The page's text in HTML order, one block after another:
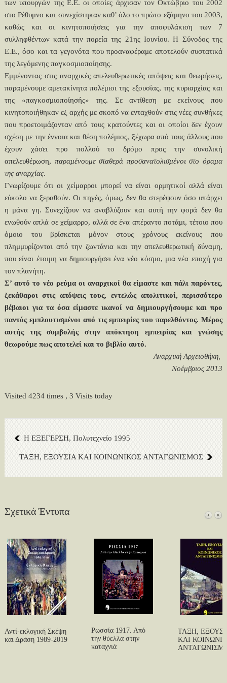
των υπουργών της Ε.Ε. οι οποίες άρχισαν τον Οκτώβριο του 2002
στο Ρέθυμνο και συνεχίστηκαν καθ’ όλο το πρώτο εξάμηνο του 2003,
καθώς και οι κινητοποιήσεις για την αποφυλάκιση των 7
συλληφθέντων κατά την πορεία της 21ης Ιουνίου. Η Σύνοδος της
Ε.Ε., όσο και τα γεγονότα που προαναφέραμε αποτελούν συστατικά
της λεγόμενης παγκοσμιοποίησης.
Εμμένοντας στις αναρχικές απελευθερωτικές απόψεις και θεωρήσεις,
παραμένουμε αμετακίνητα πολέμιοι της εξουσίας, της κυριαρχίας και
της «παγκοσμιοποίησής» της. Σε αντίθεση με εκείνους που
κινητοποιήθηκαν εξ αρχής με σκοπό να ενταχθούν στις νέες συνθήκες
που προετοιμάζονταν από τους κρατούντες και οι οποίοι δεν έχουν
σχέση με την έννοια και θέση πολέμιος, ξέχωρα από τους άλλους που
έχουν χάσει προ πολλού το δρόμο προς την συνολική
απελευθέρωση, παραμένουμε σταθερά προσανατολισμένοι στο όραμα
της αναρχίας.
Γνωρίζουμε ότι οι χείμαρροι μπορεί να είναι ορμητικοί αλλά είναι
εύκολο να ξεραθούν. Οι πηγές, όμως, δεν θα στερέψουν όσο υπάρχει
η μάνα γη. Συνεχίζουν να αναβλύζουν και αυτή την φορά δεν θα
ενωθούν απλά σε χείμαρρο, αλλά σε ένα απέραντο ποτάμι, τέτοιο που
όμοιο του βρίσκεται μόνον στους χρόνους εκείνους που
πλημμυρίζονται από την ζωντάνια και την απελευθερωτική δύναμη,
που είναι έτοιμη να δημιουργήσει ένα νέο κόσμο, μια νέα εποχή για
τον πλανήτη.
Σ’ αυτό το νέο ρεύμα οι αναρχικοί θα είμαστε και πάλι παρόντες,
ξεκάθαροι στις απόψεις τους, εντελώς απολιτικοί, περισσότερο
βέβαιοι για τα όσα είμαστε ικανοί να δημιουργήσουμε και προ
παντός εμπλουτισμένοι από τις εμπειρίες του παρελθόντος. Μέρος
αυτής της συμβολής στην απόκτηση εμπειρίας και γνώσης
θεωρούμε πως αποτελεί και το βιβλίο αυτό.
Αναρχική Αρχειοθήκη,
Νοέμβριος 2013
Visited 4234 times , 3 Visits today
Η ΕΞΕΓΕΡΣΗ, Πολυτεχνείο 1995
ΤΑΞΗ, ΕΞΟΥΣΙΑ ΚΑΙ ΚΟΙΝΩΝΙΚΟΣ ΑΝΤΑΓΩΝΙΣΜΟΣ
Σχετικά Έντυπα
Αντί-εκλογική Σκέψη
και Δράση 1989-2019
Ρωσσία 1917. Από
την θύελλα στην
καταχνιά
ΤΑΞΗ,
ΚΑΙ